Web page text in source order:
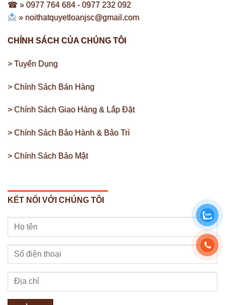
☎ » 0977 764 684 -0977 232 092
» noithatquyetloanjsc@gmail.com
CHÍNH SÁCH CỦA CHÚNG TÔI
> Tuyển Dụng
> Chính Sách Bán Hàng
> Chính Sách Giao Hàng & Lắp Đặt
> Chính Sách Bảo Hành & Bảo Trì
> Chính Sách Bảo Mật
KẾT NỐI VỚI CHÚNG TÔI